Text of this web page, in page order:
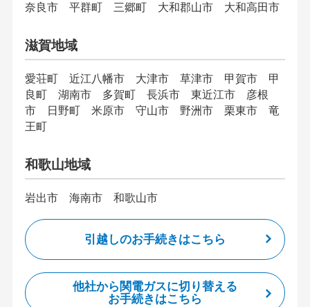
奈良市 平群町 三郷町 大和郡山市 大和高田市
滋賀地域
愛荘町 近江八幡市 大津市 草津市 甲賀市 甲
良町 湖南市 多賀町 長浜市 東近江市 彦根
市 日野町 米原市 守山市 野洲市 栗東市 竜
王町
和歌山地域
岩出市 海南市 和歌山市
引越しのお手続きはこちら
他社から関電ガスに切り替える
お手続きはこちら